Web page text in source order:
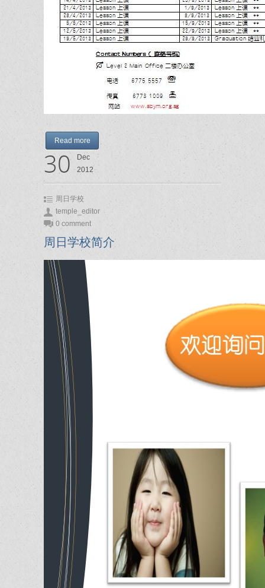
Read more
30
Dec
2012
周日学校
temple_editor
0 comment
周日学校简介